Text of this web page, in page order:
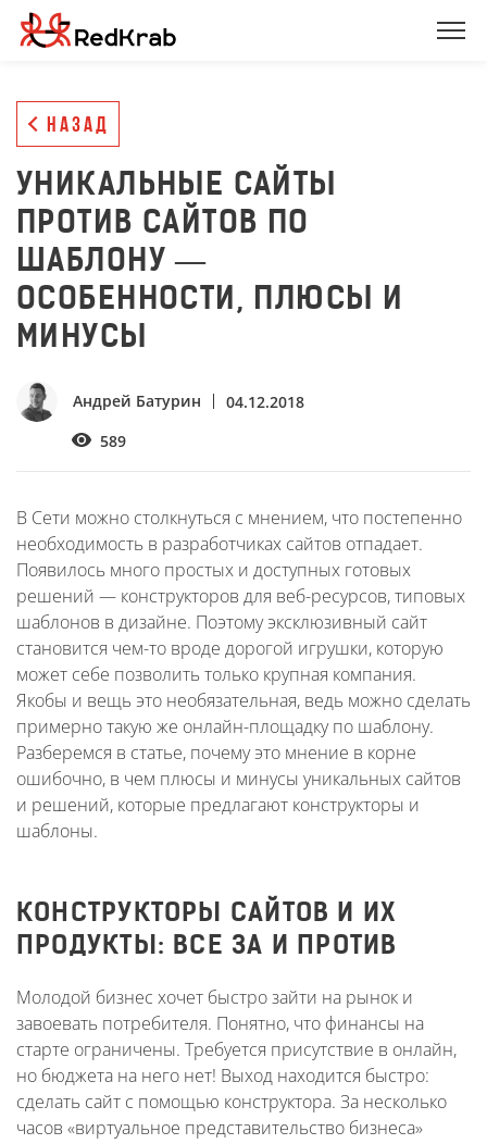
НАЗАД
УНИКАЛЬНЫЕ САЙТЫ
ПРОТИВ САЙТОВ ПО
ШАБЛОНУ —
ОСОБЕННОСТИ, ПЛЮСЫ И
МИНУСЫ
Андрей Батурин
04.12.2018
589
В Сети можно столкнуться с мнением, что постепенно
необходимость в разработчиках сайтов отпадает.
Появилось много простых и доступных готовых
решений — конструкторов для веб-ресурсов, типовых
шаблонов в дизайне. Поэтому эксклюзивный сайт
становится чем-то вроде дорогой игрушки, которую
может себе позволить только крупная компания.
Якобы и вещь это необязательная, ведь можно сделать
примерно такую же онлайн-площадку по шаблону.
Разберемся в статье, почему это мнение в корне
ошибочно, в чем плюсы и минусы уникальных сайтов
и решений, которые предлагают конструкторы и
шаблоны.
КОНСТРУКТОРЫ САЙТОВ И ИХ
ПРОДУКТЫ: ВСЕ ЗА И ПРОТИВ
Молодой бизнес хочет быстро зайти на рынок и
завоевать потребителя. Понятно, что финансы на
старте ограничены. Требуется присутствие в онлайн,
но бюджета на него нет! Выход находится быстро:
сделать сайт с помощью конструктора. За несколько
часов «виртуальное представительство бизнеса»